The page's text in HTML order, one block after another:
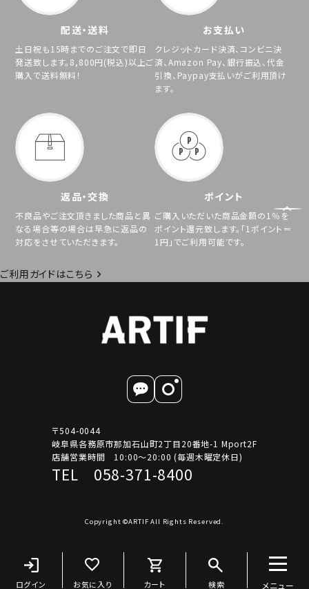
配送・送料
土日祝も15時までのご注文で即日
発送致します。8,800円(税込)以上ご
購入で送料無料！
お支払い
クレジットカード決済、コンビニ決
済、Amazon Pay、銀行振込、代金
引換、Paypay支払いがご利用頂け
ます。
返品・交換
不良品やご注文頂きました商品と異
なる場合等の場合は早急に返品の
対応をさせていただきます。
ポイント
ご購入いただいた商品金額の1％を
ポイント還元致します。「1ポイント＝
1円」でご利用可能です。
ご利用ガイドはこちら
〒504-0044
岐阜県各務原市那加石山町2丁目20番地-1 Mport2F
店舗営業時間 10:00～20:00 (毎週木曜定休日)
TEL 058-371-8400
Copyright ©ARTIF All Rights Reserved.